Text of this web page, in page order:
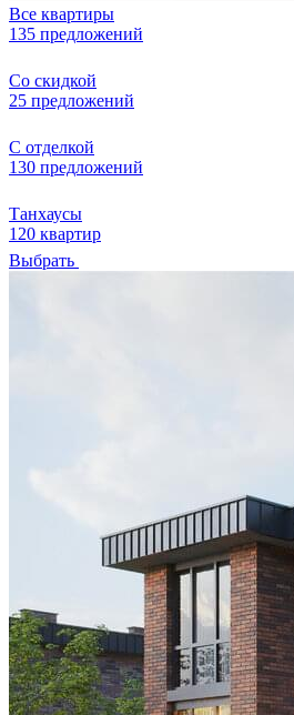
Все квартиры
135 предложений
Со скидкой
25 предложений
С отделкой
130 предложений
Танхаусы
120 квартир
Выбрать